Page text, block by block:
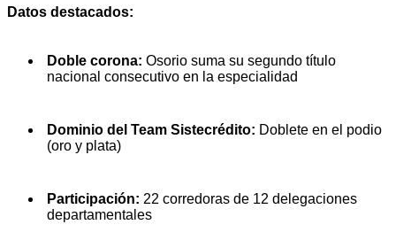
Datos destacados:
Doble corona: Osorio suma su segundo título
nacional consecutivo en la especialidad
Dominio del Team Sistecrédito: Doblete en el podio
(oro y plata)
Participación: 22 corredoras de 12 delegaciones
departamentales